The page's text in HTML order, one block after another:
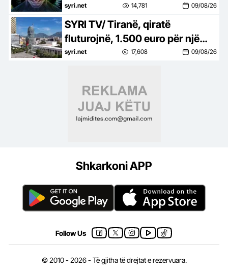
shkencëtarët
syri.net 14,781 09/08/26
SYRI TV/ Tiranë, qiratë
fluturojnë, 1.500 euro për një
2+1 në zemër të Tiranës
syri.net 17,608 09/08/26
Shkarkoni APP
Follow Us
© 2010 - 2026 - Të gjitha të drejtat e rezervuara.